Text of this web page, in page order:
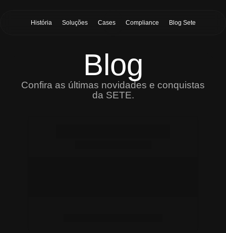
História Soluções Cases Compliance Blog Sete
Blog
Confira as últimas novidades e conquistas
da SETE.